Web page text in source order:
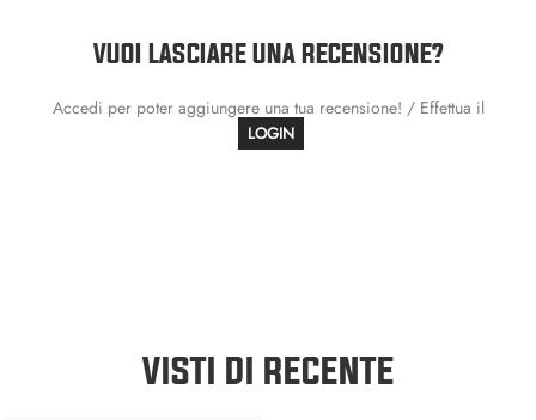
VUOI LASCIARE UNA RECENSIONE?
Accedi per poter aggiungere una tua recensione! / Effettua il
LOGIN
VISTI DI RECENTE